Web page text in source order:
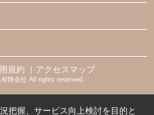
規約 ｜アクセスマップ
限会社 All rights reserved.
把握、サービス向上検討を目的と